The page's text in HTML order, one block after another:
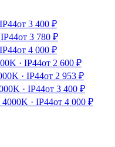
IP44от 3 400 ₽
IP44от 3 780 ₽
IP44от 4 000 ₽
· IP44от 2 600 ₽
· IP44от 2 953 ₽
· IP44от 3 400 ₽
4000K · IP44от 4 000 ₽